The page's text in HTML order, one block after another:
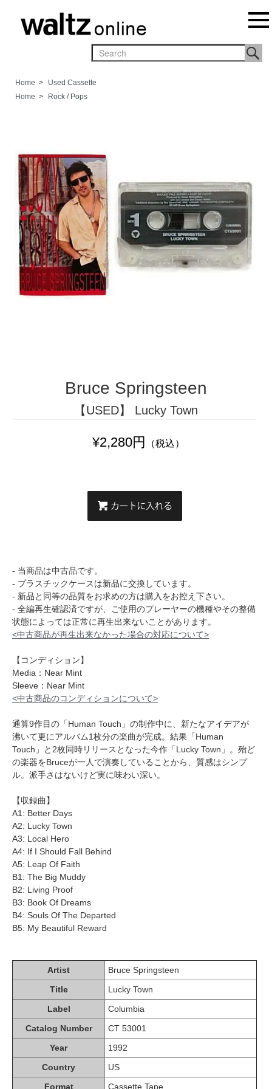
Home >
Used Cassette
Home > Rock / Pops
Bruce Springsteen
【USED】 Lucky Town
¥2,280円 （税込）
- 当商品は中古品です。
- プラスチックケースは新品に交換しています。
- 新品と同等の品質をお求めの方は購入をお控え下さい。
- 全編再生確認済ですが、ご使用のプレーヤーの機種やその整備
状態によっては正常に再生出来ないことがあります。
<中古商品が再生出来なかった場合の対応について>
【コンディション】
Media：Near Mint
Sleeve：Near Mint
<中古商品のコンディションについて>
通算9作目の「Human Touch」の制作中に、新たなアイデアが
沸いて更にアルバム1枚分の楽曲が完成。結果「Human
Touch」と2枚同時リリースとなった今作「Lucky Town」。殆ど
の楽器をBruceが一人で演奏していることから、質感はシンプ
ル。派手さはないけど実に味わい深い。
【収録曲】
A1: Better Days
A2: Lucky Town
A3: Local Hero
A4: If I Should Fall Behind
A5: Leap Of Faith
B1: The Big Muddy
B2: Living Proof
B3: Book Of Dreams
B4: Souls Of The Departed
B5: My Beautiful Reward
Artist
Bruce Springsteen
Title
Lucky Town
Label
Columbia
Catalog Number
CT 53001
Year
1992
Country
US
Format
Cassette Tape